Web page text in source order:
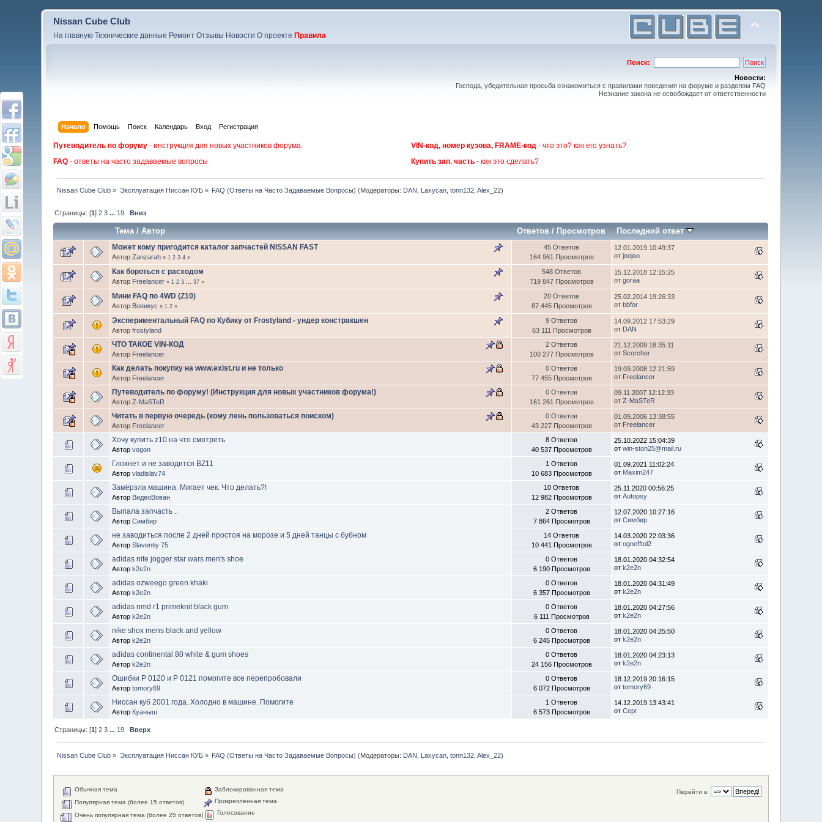
Nissan Cube Club
На главную Технические данные Ремонт Отзывы Новости О проекте Правила
Поиск:
Новости:
Господа, убедительная просьба ознакомиться с правилами поведения на форуме и разделом FAQ
Незнание закона не освобождает от ответственности
Начало Помощь Поиск Календарь Вход Регистрация
Путеводитель по форуму - инструкция для новых участников форума. VIN-код, номер кузова, FRAME-код - что это? как его узнать?
FAQ - ответы на часто задаваемые вопросы Купить зап. часть - как это сделать?
Nissan Cube Club » Эксплуатация Ниссан КУБ» FAQ (Ответы на Часто Задаваемые Вопросы) (Модераторы: DAN Laxycan ,tonn132 ,Alex_22)
Страницы: [1]2 3 ... 19 Вниз
Тема/Автор Ответов /Просмотров Последний ответ
Может кому пригодится каталог запчастей NISSAN FAST
АвторZanzarah « 1 2 3 4 »
45 Ответов
164 961 Просмотров
12.01.2019 10:49:37
отjoojoo
Как бороться с расходом
Автор Freelancer « 1 2 3 ...37 »
548 Ответов
719 847 Просмотров
15.12.2018 12:15:25
отgoraa
Мини FAQ по 4WD (Z10)
Автор Вовикус « 1 2 »
20 Ответов
87 445 Просмотров
25.02.2014 19:26:33
отbbfor
Экспериментальный FAQ по Кубику от Frostyland - ундер констракшен
Авторfrostyland
9 Ответов
63 111 Просмотров
14.09.2012 17:53:29
от DAN
ЧТО ТАКОЕ VIN-КОД
Автор Freelancer
2 Ответов
100 277 Просмотров
21.12.2009 18:35:11
отScorcher
Как делать покупку на www.exist.ru и не только
Автор Freelancer
0 Ответов
77 455 Просмотров
19.09.2008 12:21:59
от Freelancer
Путеводитель по форуму! (Инструкция для новых участников форума!)
АвторZ-MaSTeR
0 Ответов
161 261 Просмотров
09.11.2007 12:12:33
отZ-MaSTeR
Читать в первую очередь (кому лень пользоваться поиском)
Автор Freelancer
0 Ответов
43 227 Просмотров
01.09.2006 13:38:55
от Freelancer
Хочу купить z10 на что смотреть
Авторvogon
8 Ответов
40 537 Просмотров
25.10.2022 15:04:39
отwin-ston25@mail.ru
Глохнет и не заводится BZ11
Авторvladislav74
1 Ответов
10 683 Просмотров
01.09.2021 11:02:24
от Maxim247
Замёрзла машина. Мигает чек. Что делать?!
Автор ВидеоВован
10 Ответов
12 982 Просмотров
25.11.2020 00:56:25
отAutopsy
Выпала запчасть ..
АвторСимбир
2 Ответов
7 864 Просмотров
12.07.2020 10:27:16
отСимбир
не заводиться после 2 дней простоя на морозе и 5 дней танцы с бубном
АвторSlaventiy 75
14 Ответов
10 441 Просмотров
14.03.2020 22:03:36
отognefftol2
adidas nite jogger star wars men's shoe
Авторk2e2n
0 Ответов
6 190 Просмотров
18.01.2020 04:32:54
отk2e2n
adidas ozweego green khaki
Авторk2e2n
0 Ответов
6 357 Просмотров
18.01.2020 04:31:49
отk2e2n
adidas nmd r1 primeknit black gum
Авторk2e2n
0 Ответов
6 111 Просмотров
18.01.2020 04:27:56
отk2e2n
nike shox mens black and yellow
Авторk2e2n
0 Ответов
6 245 Просмотров
18.01.2020 04:25:50
отk2e2n
adidas continental 80 white & gum shoes
Авторk2e2n
0 Ответов
24 156 Просмотров
18.01.2020 04:23:13
отk2e2n
Ошибки P 0120 и P 0121 помогите все перепробовали
Авторtomory69
0 Ответов
6 072 Просмотров
18.12.2019 20:16:15
отtomory69
Ниссан куб 2001 года. Холодно в машине. Помогите
Автор Куаныш
1 Ответов
6 573 Просмотров
14.12.2019 13:43:41
отСерг
Страницы: [1]2 3 ... 19 Вверх
Nissan Cube Club » Эксплуатация Ниссан КУБ» FAQ (Ответы на Часто Задаваемые Вопросы) (Модераторы: DAN Laxycan ,tonn132 ,Alex_22)
Перейти в:
Обычная тема
Популярная тема (более 15 ответов)
Очень популярная тема (более 25 ответов)
Заблокированная тема
Прикрепленная тема
Голосование